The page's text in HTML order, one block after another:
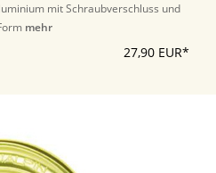
mit Schraubverschluss und
mehr
27,90 EUR*